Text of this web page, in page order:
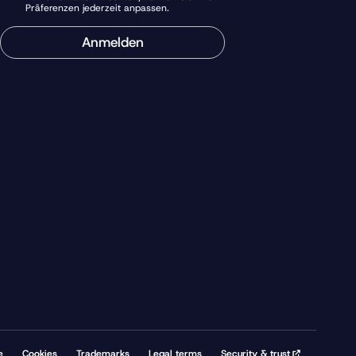
Präferenzen jederzeit anpassen.
Anmelden